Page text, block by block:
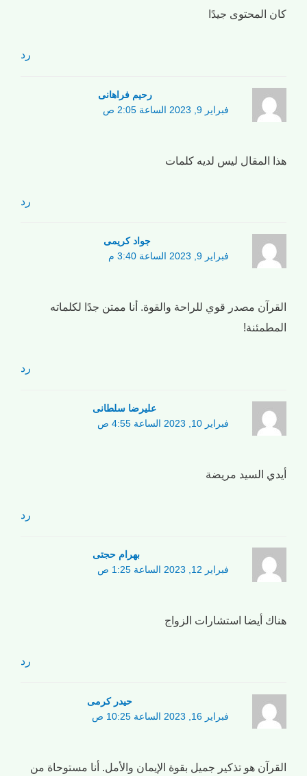
كان المحتوى جيدًا
رد
رحیم فراهانی
فبراير 9, 2023 الساعة 2:05 ص
هذا المقال ليس لديه كلمات
رد
جواد کریمی
فبراير 9, 2023 الساعة 3:40 م
القرآن مصدر قوي للراحة والقوة. أنا ممتن جدًا لكلماته
المطمئنة!
رد
علیرضا سلطانی
فبراير 10, 2023 الساعة 4:55 ص
أيدي السيد مريضة
رد
بهرام حجتی
فبراير 12, 2023 الساعة 1:25 ص
هناك أيضا استشارات الزواج
رد
حیدر کرمی
فبراير 16, 2023 الساعة 10:25 ص
القرآن هو تذكير جميل بقوة الإيمان والأمل. أنا مستوحاة من